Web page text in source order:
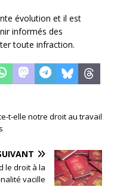
évolution et il est
informés des
toute infraction.
t-elle notre droit au travail
le droit à la
vacille